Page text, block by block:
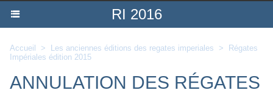
RI 2016
Accueil > Les anciennes éditions des regates imperiales >
Régates
Impériales édition 2015
ANNULATION DES RÉGATES